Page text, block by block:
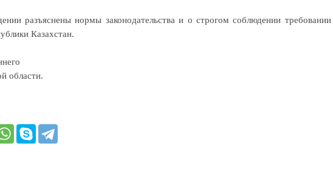
разъяснены нормы законодательства и о строгом соблюдении
Казахстан.
области.